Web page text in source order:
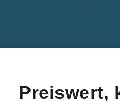
Preiswert,